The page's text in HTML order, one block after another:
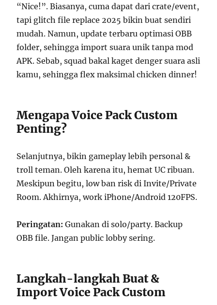
“Nice!”. Biasanya, cuma dapat dari crate/event,
tapi glitch file replace 2025 bikin buat sendiri
mudah. Namun, update terbaru optimasi OBB
folder, sehingga import suara unik tanpa mod
APK. Sebab, squad bakal kaget denger suara asli
kamu, sehingga flex maksimal chicken dinner!
Mengapa Voice Pack Custom
Penting?
Selanjutnya, bikin gameplay lebih personal &
troll teman. Oleh karena itu, hemat UC ribuan.
Meskipun begitu, low ban risk di Invite/Private
Room. Akhirnya, work iPhone/Android 120FPS.
Peringatan: Gunakan di solo/party. Backup
OBB file. Jangan public lobby sering.
Langkah-langkah Buat &
Import Voice Pack Custom